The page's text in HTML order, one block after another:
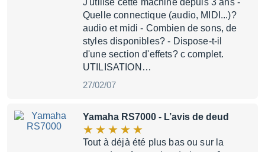
J'utilise cette machine depuis 3 ans -
Quelle connectique (audio, MIDI...)?
audio et midi - Combien de sons, de
styles disponibles? - Dispose-t-il
d'une section d'effets? c complet.
UTILISATION…
27/02/07
Yamaha RS7000 - L’avis de deud
Tout à déjà été plus bas ou sur la